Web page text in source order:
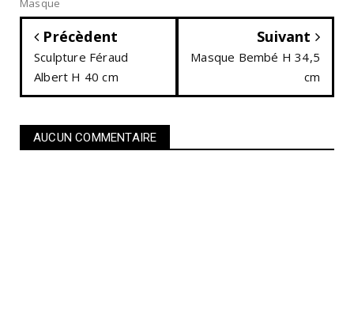
Masque
Précèdent
Sculpture Féraud
Albert H 40 cm
Suivant
Masque Bembé H 34,5
cm
AUCUN COMMENTAIRE